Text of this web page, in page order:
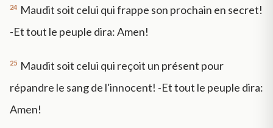
24 Maudit soit celui qui frappe son prochain en secret!
-Et tout le peuple dira: Amen!
25 Maudit soit celui qui reçoit un présent pour
répandre le sang de l'innocent! -Et tout le peuple dira:
Amen!